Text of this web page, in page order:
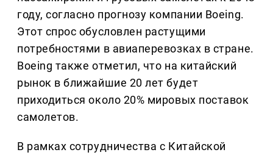
году, согласно прогнозу компании Boeing.
Этот спрос обусловлен растущими
потребностями в авиаперевозках в стране.
Boeing также отметил, что на китайский
рынок в ближайшие 20 лет будет
приходиться около 20% мировых поставок
самолетов.
В рамках сотрудничества с Китайской